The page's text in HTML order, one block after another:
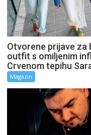
Otvorene prijave za
outfit s omiljenim
Crvenom tepihu
Magazin